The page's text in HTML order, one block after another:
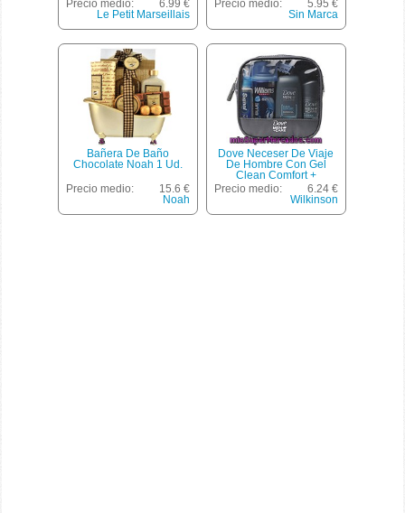
Hipoalergénica + Gel De
& Flor De Manzano +
Crema De Manos De
Regalo
Precio medio:
6.99 €
Le Petit Marseillais
*navidad*, Gesto, U
Precio medio:
5.95 €
Sin Marca
Bañera De Baño
Chocolate Noah 1 Ud.
Precio medio:
15.6 €
Noah
Dove Neceser De Viaje
De Hombre Con Gel
Clean Comfort +
Desodorante + Espuma
Afeitar Wilkinson + Pasta
Now + Cepillo De Dientes
Precio medio:
6.24 €
Wilkinson